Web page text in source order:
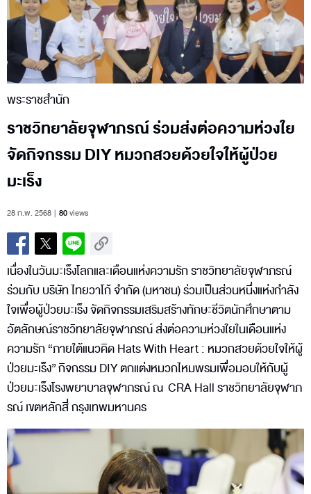
พระราชสำนัก
ราชวิทยาลัยจุฬาภรณ์ ร่วมส่งต่อความห่วงใย
จัดกิจกรรม DIY หมวกสวยด้วยใจให้ผู้ป่วย
มะเร็ง
28 ก.พ. 2568 80views
เนื่องในวันมะเร็งโลกและเดือนแห่งความรัก ราชวิทยาลัยจุฬาภรณ์
ร่วมกับ บริษัท ไทยวาโก้ จำกัด (มหาชน) ร่วมเป็นส่วนหนึ่งแห่งกำลัง
ใจเพื่อผู้ป่วยมะเร็ง จัดกิจกรรมเสริมสร้างทักษะชีวิตนักศึกษาตาม
อัตลักษณ์ราชวิทยาลัยจุฬาภรณ์ ส่งต่อความห่วงใยในเดือนแห่ง
ความรัก “ภายใต้แนวคิด Hats With Heart : หมวกสวยด้วยใจให้ผู้
ป่วยมะเร็ง” กิจกรรม DIY ตกแต่งหมวกไหมพรมเพื่อมอบให้กับผู้
ป่วยมะเร็งโรงพยาบาลจุฬาภรณ์ ณ CRA Hall ราชวิทยาลัยจุฬาภ
รณ์ เขตหลักสี่ กรุงเทพมหานคร